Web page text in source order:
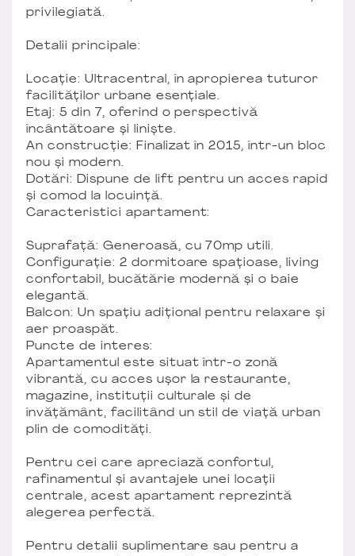
privilegiată.
Detalii principale:
Locație: Ultracentral, în apropierea tuturor
facilităților urbane esențiale.
Etaj: 5 din 7, oferind o perspectivă
încântătoare și liniște.
An construcție: Finalizat în 2015, într-un bloc
nou și modern.
Dotări: Dispune de lift pentru un acces rapid
și comod la locuință.
Caracteristici apartament:
Suprafață: Generoasă, cu 70mp utili.
Configurație: 2 dormitoare spațioase, living
confortabil, bucătărie modernă și o baie
elegantă.
Balcon: Un spațiu adițional pentru relaxare și
aer proaspăt.
Puncte de interes:
Apartamentul este situat într-o zonă
vibrantă, cu acces ușor la restaurante,
magazine, instituții culturale și de
învățământ, facilitând un stil de viață urban
plin de comodități.
Pentru cei care apreciază confortul,
rafinamentul și avantajele unei locații
centrale, acest apartament reprezintă
alegerea perfectă.
Pentru detalii suplimentare sau pentru a